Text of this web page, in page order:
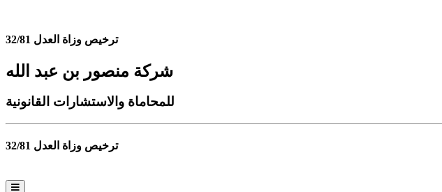
ترخيص وزاة العدل 32/81
شركة منصور بن عبد الله
للمحاماة والاستشارات القانونية
ترخيص وزاة العدل 32/81